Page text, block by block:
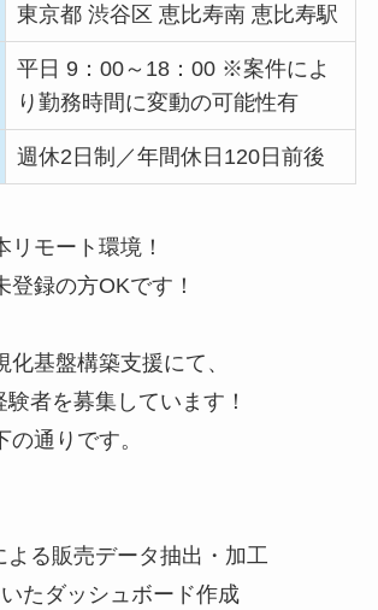
東京都 渋谷区 恵比寿南 恵比寿駅
平日 9：00～18：00 ※案件によ
り勤務時間に変動の可能性有
週休2日制／年間休日120日前後
モート環境！
録の方OKです！
化基盤構築支援にて、
者を募集しています！
通りです。
よる販売データ抽出・加工
いたダッシュボード作成